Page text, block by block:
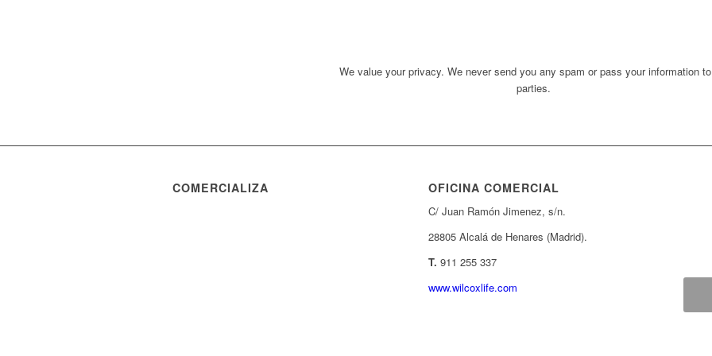
We value your privacy. We never send you any spam or pass your information
parties.
COMERCIALIZA OFICINA COMERCIAL
C/ Juan Ramón Jimenez, s/n.
28805 Alcalá de Henares (Madrid).
T. 911 255 337
www.wilcoxlife.com